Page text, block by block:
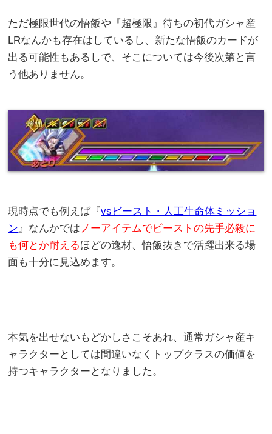
ただ極限世代の悟飯や『超極限』待ちの初代ガシャ産
LRなんかも存在はしているし、新たな悟飯のカードが
出る可能性もあるしで、そこについては今後次第と言
う他ありません。
現時点でも例えば『vsビースト・人工生命体ミッショ
ン』なんかでは ノーアイテムでビーストの先手必殺に
も何とか耐えるほどの逸材、悟飯抜きで活躍出来る場
面も十分に見込めます。
本気を出せないもどかしさこそあれ、通常ガシャ産キ
ャラクターとしては間違いなくトップクラスの価値を
持つキャラクターとなりました。